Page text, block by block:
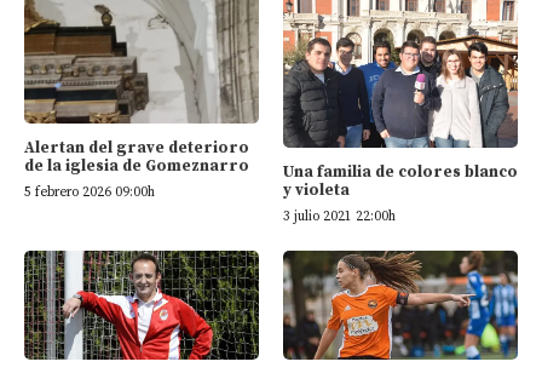
Alertan del grave deterioro
de la iglesia de Gomeznarro
5 febrero 2026 09:00h
Una familia de colores blanco
y violeta
3 julio 2021 22:00h